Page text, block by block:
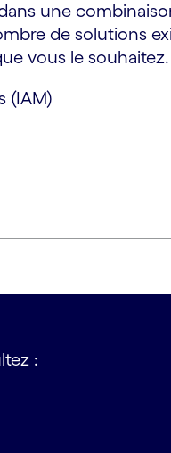
une
de solutions
vous le souhaitez.
(IAM)
: